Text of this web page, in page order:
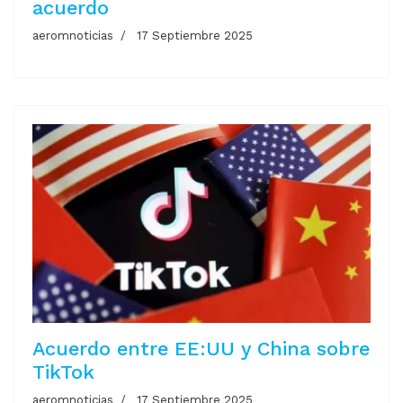
acuerdo
aeromnoticias 17 Septiembre 2025
Acuerdo entre EE:UU y China sobre
TikTok
aeromnoticias 17 Septiembre 2025